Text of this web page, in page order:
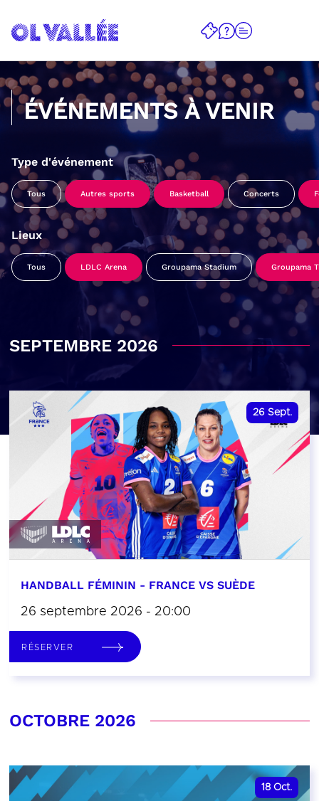
ÉVÉNEMENTS À VENIR
Type d'événement
Tous Autres sports Basketball Concerts
Lieux
Tous LDLC Arena Groupama Stadium Groupama
SEPTEMBRE 2026
26 Sept.
HANDBALL FÉMININ - FRANCE VS SUÈDE
26 septembre 2026 - 20:00
RÉSERVER
OCTOBRE 2026
18 Oct.